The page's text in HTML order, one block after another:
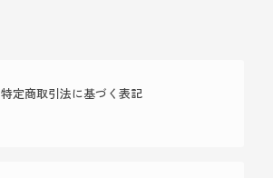
特定商取引法に基づく表記